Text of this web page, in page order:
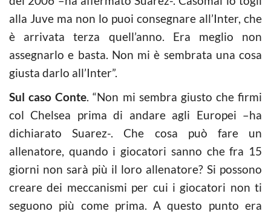
alla Juve ma non lo puoi consegnare all’Inter, che
è arrivata terza quell’anno. Era meglio non
assegnarlo e basta. Non mi è sembrata una cosa
giusta darlo all’Inter”.
Sul caso Conte. “Non mi sembra giusto che firmi
col Chelsea prima di andare agli Europei –ha
dichiarato Suarez-. Che cosa può fare un
allenatore, quando i giocatori sanno che fra 15
giorni non sarà più il loro allenatore? Si possono
creare dei meccanismi per cui i giocatori non ti
seguono più come prima. A questo punto era